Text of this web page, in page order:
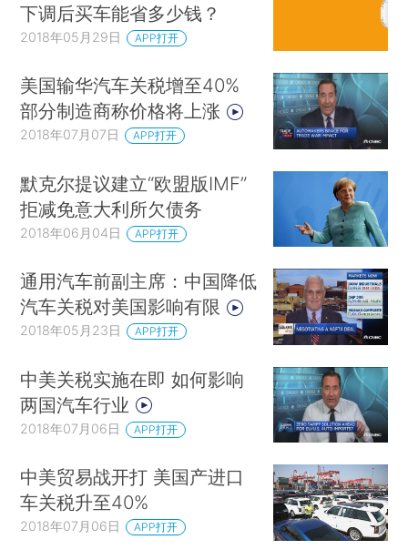
下调后买车能省多少钱？
2018年05月29日 APP打开
美国输华汽车关税增至40%
部分制造商称价格将上涨
2018年07月07日 APP打开
默克尔提议建立“欧盟版IMF”
拒减免意大利所欠债务
2018年06月04日 APP打开
通用汽车前副主席：中国降低
汽车关税对美国影响有限
2018年05月23日 APP打开
中美关税实施在即 如何影响
两国汽车行业
2018年07月06日 APP打开
中美贸易战开打 美国产进口
车关税升至40%
2018年07月06日 APP打开